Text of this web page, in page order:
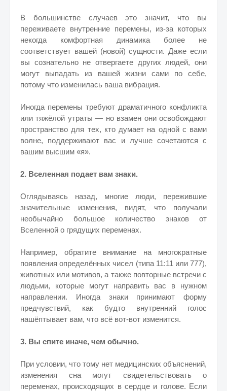
В большинстве случаев это значит, что вы
переживаете внутренние перемены, из-за которых
некогда комфортная динамика более не
соответствует вашей (новой) сущности. Даже если
вы сознательно не отвергаете других людей, они
могут выпадать из вашей жизни сами по себе,
потому что изменилась ваша вибрация.
Иногда перемены требуют драматичного конфликта
или тяжёлой утраты — но взамен они освобождают
пространство для тех, кто думает на одной с вами
волне, поддерживают вас и лучше сочетаются с
вашим высшим «я».
2. Вселенная подает вам знаки.
Оглядываясь назад, многие люди, пережившие
значительные изменения, видят, что получали
необычайно большое количество знаков от
Вселенной о грядущих переменах.
Например, обратите внимание на многократные
появления определённых чисел (типа 11:11 или 777),
животных или мотивов, а также повторные встречи с
людьми, которые могут направить вас в нужном
направлении. Иногда знаки принимают форму
предчувствий, как будто внутренний голос
нашёптывает вам, что всё вот-вот изменится.
3. Вы спите иначе, чем обычно.
При условии, что тому нет медицинских объяснений,
изменения сна могут свидетельствовать о
переменах, происходящих в сердце и голове. Если